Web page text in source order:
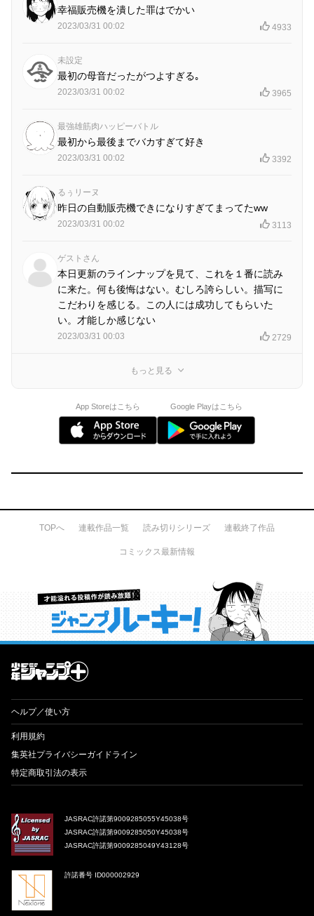
幸福販売機を潰した罪はでかい
2023/03/31 00:02 4933
未設定
最初の母音だったがつよすぎる｡
2023/03/31 00:02 3965
最強雄筋肉ハッピーバトル
最初から最後までバカすぎて好き
2023/03/31 00:02 3392
るぅリーヌ
昨日の自動販売機できになりすぎてまってたww
2023/03/31 00:02 3113
ゲストさん
本日更新のラインナップを見て、これを１番に読み
に来た。何も後悔はない。むしろ誇らしい。描写に
こだわりを感じる。この人には成功してもらいた
い。才能しか感じない
2023/03/31 00:03 2729
もっと見る
App Storeはこちら Google Playはこちら
TOPへ 連載作品一覧 読み切りシリーズ 連載終了作品
コミックス最新情報
才能溢れる投稿作が読み放題！ ジャンプルーキー！
ヘルプ／使い方
利用規約
集英社プライバシーガイドライン
特定商取引法の表示
JASRAC許諾第9009285055Y45038号
JASRAC許諾第9009285050Y45038号
JASRAC許諾第9009285049Y43128号
許諾番号 ID000002929